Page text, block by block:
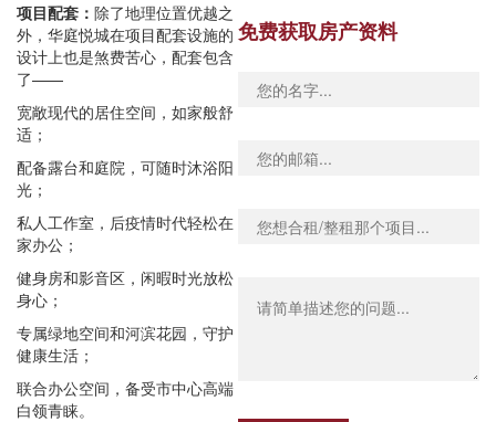
项目配套： 除了地理位置优越之
外，华庭悦城在项目配套设施的
设计上也是煞费苦心，配套包含
了——
宽敞现代的居住空间，如家般舒
适；
配备露台和庭院，可随时沐浴阳
光；
私人工作室，后疫情时代轻松在
家办公；
健身房和影音区，闲暇时光放松
身心；
专属绿地空间和河滨花园，守护
健康生活；
联合办公空间，备受市中心高端
白领青睐。
免费获取房产资料